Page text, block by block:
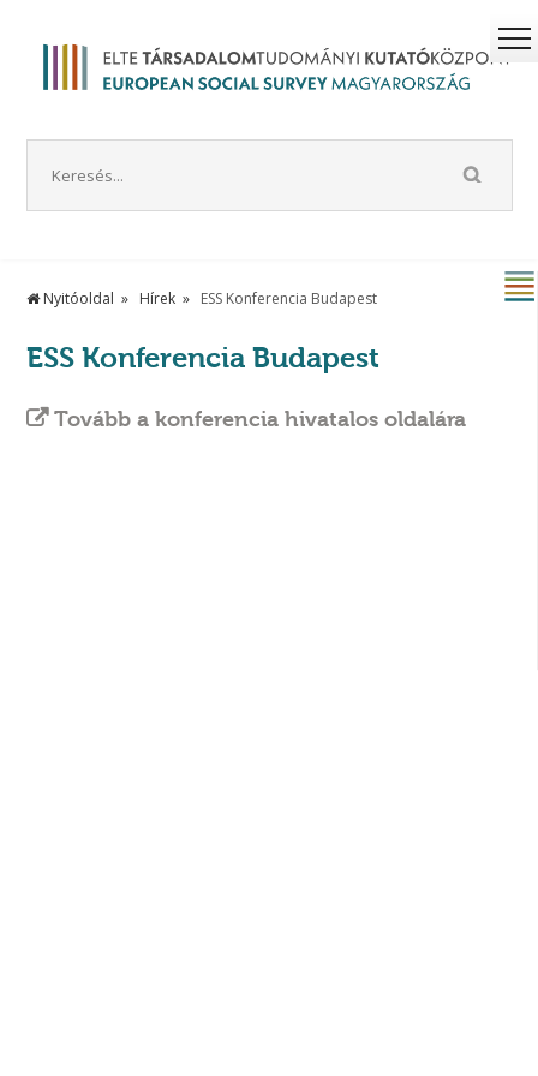
Nyitóoldal Hírek ESS Konferencia Budapest
ESS Konferencia Budapest
Tovább a konferencia hivatalos oldalára